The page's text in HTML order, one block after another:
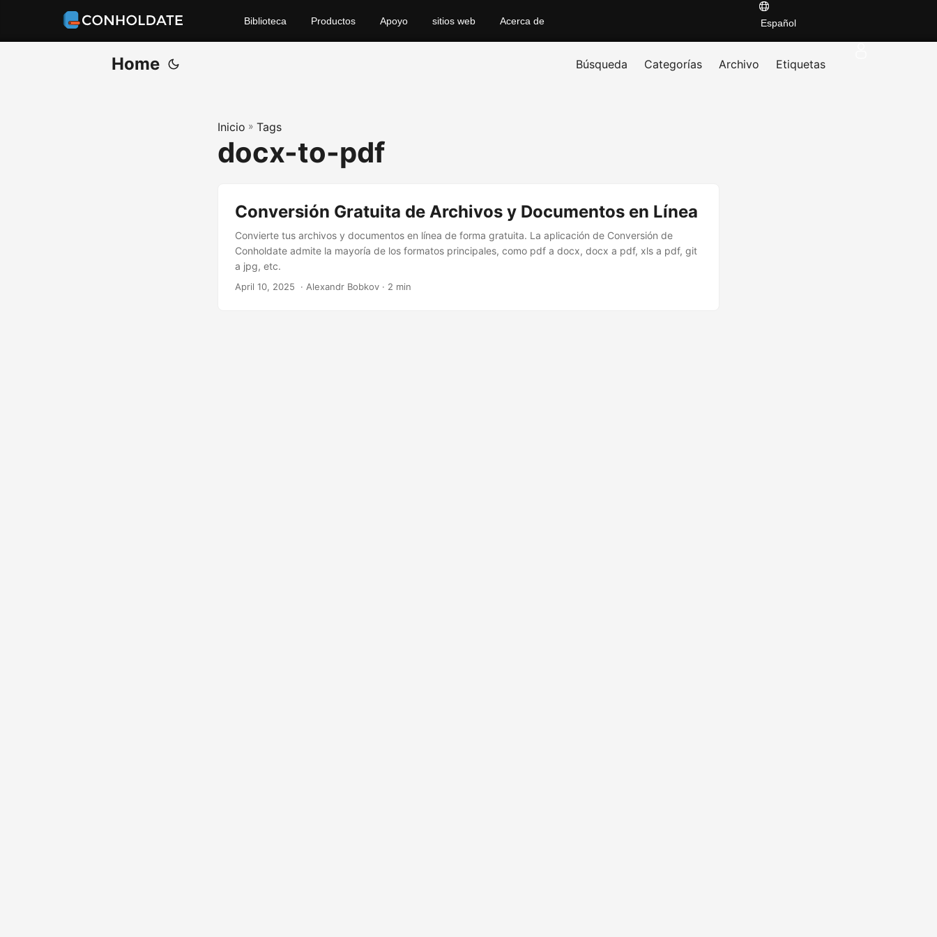
Español
Biblioteca Productos Apoyo sitios web Acerca de
Home Búsqueda Categorías Archivo Etiquetas
Inicio » Tags
docx-to-pdf
Conversión Gratuita de Archivos y Documentos en Línea
Convierte tus archivos y documentos en línea de forma gratuita. La aplicación de Conversión de
Conholdate admite la mayoría de los formatos principales, como pdf a docx, docx a pdf, xls a pdf, git
a jpg, etc.
April 10, 2025 ‎ · Alexandr Bobkov · 2 min